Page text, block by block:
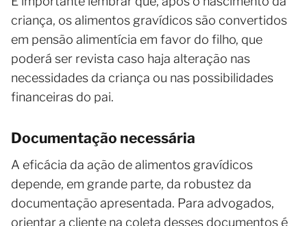
criança, os alimentos gravídicos são convertidos
em pensão alimentícia em favor do filho, que
poderá ser revista caso haja alteração nas
necessidades da criança ou nas possibilidades
financeiras do pai.
Documentação necessária
A eficácia da ação de alimentos gravídicos
depende, em grande parte, da robustez da
documentação apresentada. Para advogados,
orientar a cliente na coleta desses documentos é